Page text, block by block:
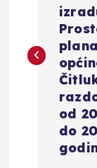
i
plana
od
do